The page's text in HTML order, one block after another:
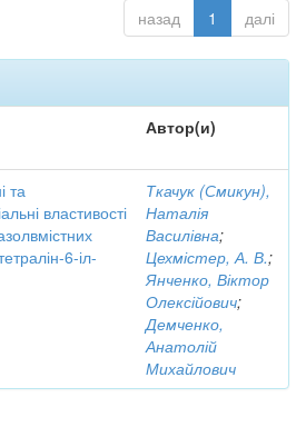
назад 1 далі
Автор(и)
та
властивості
6-іл-
Ткачук (Смикун),
Наталія
Василівна;
Цехмістер, А. В.;
Янченко, Віктор
Олексійович;
Демченко,
Анатолій
Михайлович